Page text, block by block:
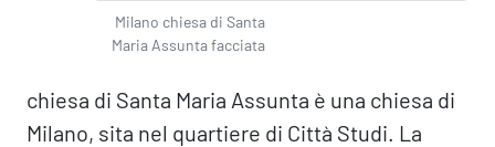
Milano chiesa di Santa
Maria Assunta facciata
chiesa di Santa Maria Assunta è una chiesa di
Milano, sita nel quartiere di Città Studi. La